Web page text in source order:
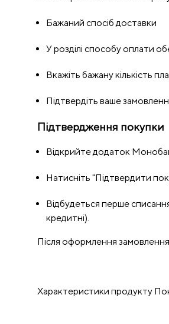
Бажаний спосіб доставки
У розділі способу оплати
Вкажіть бажану кількість
Підтвердіть ваше
Підтвердження покупки
Відкрийте додаток
Натисніть "Підтвердити
Відбудеться перше
кредитні).
Після оформлення
Характеристики продукту